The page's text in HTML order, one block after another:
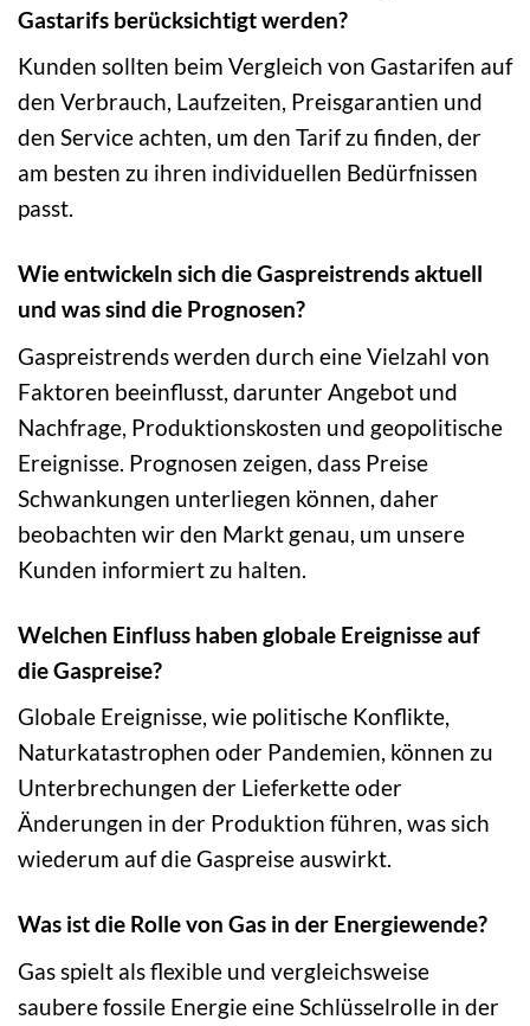
Gastarifs berücksichtigt werden?
Kunden sollten beim Vergleich von Gastarifen auf
den Verbrauch, Laufzeiten, Preisgarantien und
den Service achten, um den Tarif zu finden, der
am besten zu ihren individuellen Bedürfnissen
passt.
Wie entwickeln sich die Gaspreistrends aktuell
und was sind die Prognosen?
Gaspreistrends werden durch eine Vielzahl von
Faktoren beeinflusst, darunter Angebot und
Nachfrage, Produktionskosten und geopolitische
Ereignisse. Prognosen zeigen, dass Preise
Schwankungen unterliegen können, daher
beobachten wir den Markt genau, um unsere
Kunden informiert zu halten.
Welchen Einfluss haben globale Ereignisse auf
die Gaspreise?
Globale Ereignisse, wie politische Konflikte,
Naturkatastrophen oder Pandemien, können zu
Unterbrechungen der Lieferkette oder
Änderungen in der Produktion führen, was sich
wiederum auf die Gaspreise auswirkt.
Was ist die Rolle von Gas in der Energiewende?
Gas spielt als flexible und vergleichsweise
saubere fossile Energie eine Schlüsselrolle in der